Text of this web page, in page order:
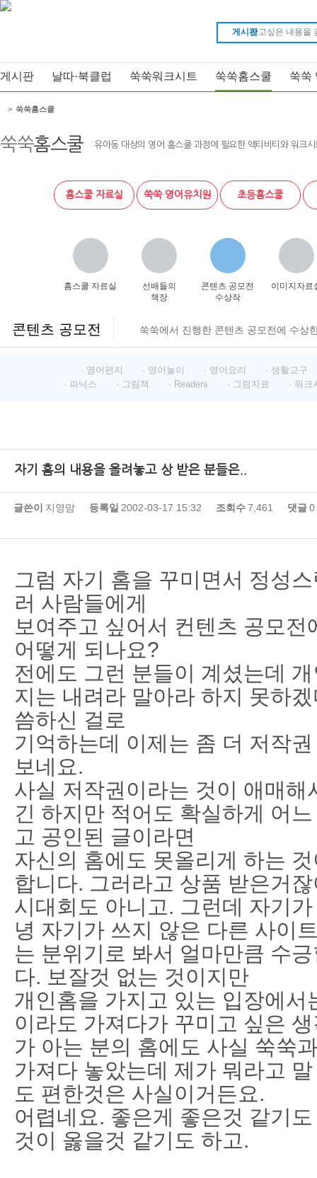
게시판
게시판 날따·북클럽 쑥쑥워크시트 쑥쑥홈스쿨 쑥쑥
쑥쑥홈스쿨 유아동 대상의 영어 홈스쿨 과정에 필요한 액티비티와 워크
> 쑥쑥홈스쿨
홈스쿨 자료실 쑥쑥 영어유치원 초등홈스쿨
홈스쿨 자료실
선배들의
책장
콘텐츠 공모전
수상작
이미지자료
콘텐츠 공모전 쑥쑥에서 진행한 콘텐츠 공모전에 수상
· 영어편지 · 영어놀이 · 영어요리
· 생활교구
· 파닉스
· 그림책 · Readers · 그림자료 · 워크
자기 홈의 내용을 올려놓고 상 받은 분들은..
글쓴이 지영맘 등록일 2002-03-17 15:32 조회수7,461 댓글0
그럼 자기 홈을 꾸미면서 정성
러 사람들에게
보여주고 싶어서 컨텐츠 공모전
어떻게 되나요?
전에도 그런 분들이 계셨는데
지는 내려라 말아라 하지 못하
씀하신 걸로
기억하는데 이제는 좀 더 저작
보네요.
사실 저작권이라는 것이 애매해
긴 하지만 적어도 확실하게 어
고 공인된 글이라면
자신의 홈에도 못올리게 하는
합니다. 그러라고 상품 받은거
시대회도 아니고. 그런데 자기
녕 자기가 쓰지 않은 다른 사이
는 분위기로 봐서 얼마만큼 수
다. 보잘것 없는 것이지만
개인홈을 가지고 있는 입장에서
이라도 가져다가 꾸미고 싶은
가 아는 분의 홈에도 사실 쑥쑥
가져다 놓았는데 제가 뭐라고
도 편한것은 사실이거든요.
어렵네요. 좋은게 좋은것 같기
것이 옳을것 같기도 하고.